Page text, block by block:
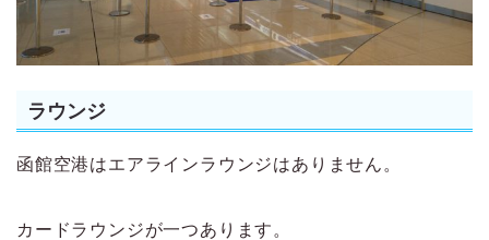
ラウンジ
函館空港はエアラインラウンジはありません。
カードラウンジが一つあります。